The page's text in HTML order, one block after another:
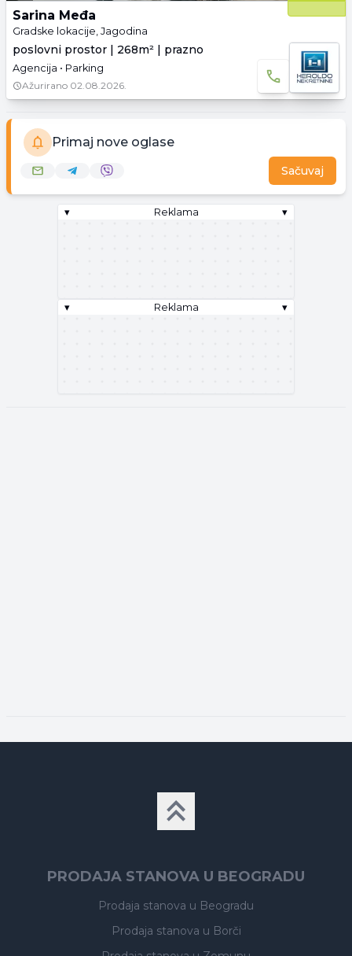
Sarina Međa
Gradske lokacije, Jagodina
poslovni prostor | 268m² | prazno
Agencija • Parking
Ažurirano 02.08.2026.
Primaj nove oglase
Sačuvaj
▾ Reklama ▾
▾ Reklama ▾
PRODAJA STANOVA U BEOGRADU
Prodaja stanova u Beogradu
Prodaja stanova u Borči